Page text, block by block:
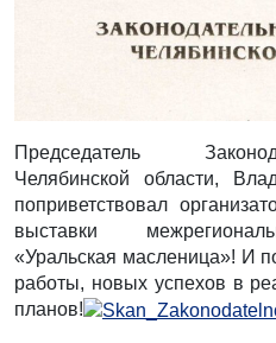
Председатель
Челябинской области,
поприветствовал
выставки
«Уральская масленица»! И
работы, новых успехов в
планов!